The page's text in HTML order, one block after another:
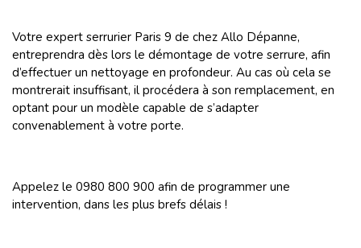
Votre expert serrurier Paris 9 de chez Allo Dépanne,
entreprendra dès lors le démontage de votre serrure, afin
d’effectuer un nettoyage en profondeur. Au cas où cela se
montrerait insuffisant, il procédera à son remplacement, en
optant pour un modèle capable de s’adapter
convenablement à votre porte.
Appelez le 0980 800 900 afin de programmer une
intervention, dans les plus brefs délais !